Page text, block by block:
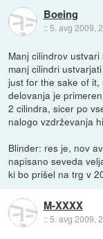
Boeing
:: 5. avg 2009,
Manj cilindrov
manj cilindri
just for the sake of
delovanja je
2 cilindra, sicer po
nalogo vzdrževanja
Blinder: res je, nov
napisano seveda
ki bo prišel na trg v
M-XXXX
::5. avg 2009,